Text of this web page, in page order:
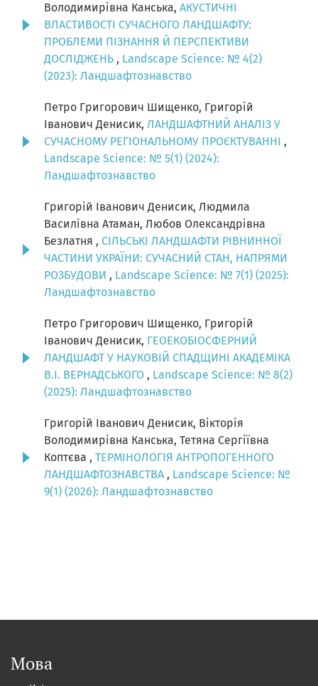
Володимирівна Канська, АКУСТИЧНІ
ВЛАСТИВОСТІ СУЧАСНОГО ЛАНДШАФТУ:
ПРОБЛЕМИ ПІЗНАННЯ Й ПЕРСПЕКТИВИ
ДОСЛІДЖЕНЬ , Landscape Science: № 4(2)
(2023): Ландшафтознавство
Петро Григорович Шищенко, Григорій
Іванович Денисик, ЛАНДШАФТНИЙ АНАЛІЗ У
СУЧАСНОМУ РЕГІОНАЛЬНОМУ ПРОЄКТУВАННІ ,
Landscape Science: № 5(1) (2024):
Ландшафтознавство
Григорій Іванович Денисик, Людмила
Василівна Атаман, Любов Олександрівна
Безлатня , СІЛЬСЬКІ ЛАНДШАФТИ РІВНИННОЇ
ЧАСТИНИ УКРАЇНИ: СУЧАСНИЙ СТАН, НАПРЯМИ
РОЗБУДОВИ , Landscape Science: № 7(1) (2025):
Ландшафтознавство
Петро Григорович Шищенко, Григорій
Іванович Денисик, ГЕОЕКОБІОСФЕРНИЙ
ЛАНДШАФТ У НАУКОВІЙ СПАДЩИНІ АКАДЕМІКА
В.І. ВЕРНАДСЬКОГО , Landscape Science: № 8(2)
(2025): Ландшафтознавство
Григорій Іванович Денисик, Вікторія
Володимирівна Канська, Тетяна Сергіївна
Коптєва , ТЕРМІНОЛОГІЯ АНТРОПОГЕННОГО
ЛАНДШАФТОЗНАВСТВА , Landscape Science: №
9(1) (2026): Ландшафтознавство
Мова